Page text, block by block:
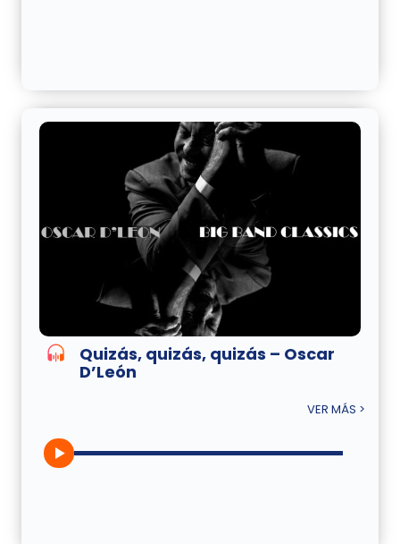
Quizás, quizás, quizás – Oscar
D’León
VER MÁS >